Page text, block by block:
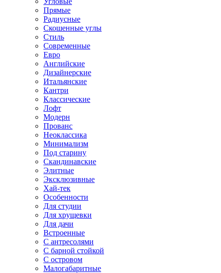
Прямые
Радиусные
Скошенные углы
Стиль
Современные
Евро
Английские
Дизайнерские
Итальянские
Кантри
Классические
Лофт
Модерн
Прованс
Неоклассика
Минимализм
Под старину
Скандинавские
Элитные
Эксклюзивные
Хай-тек
Особенности
Для студии
Для хрущевки
Для дачи
Встроенные
С антресолями
С барной стойкой
С островом
Малогабаритные